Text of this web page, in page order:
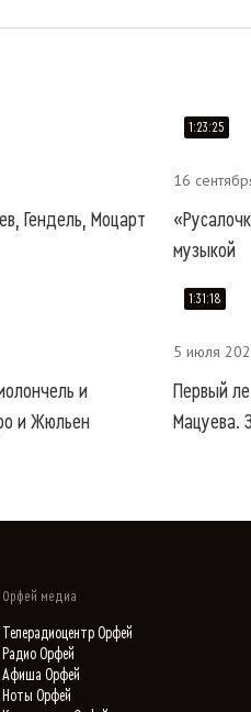
Гендель, Моцарт
1:23:25
16
музыкой
и
и Жюльен
1:31:18
5 июля
Первый
Мацуева.
Орфей медиа
Телерадиоцентр Орфей
Радио Орфей
Афиша Орфей
Ноты Орфей